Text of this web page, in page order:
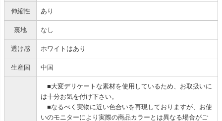
伸縮性 あり
裏地 なし
透け感 ホワイトはあり
生産国 中国
■大変デリケートな素材を使用しているため、お取扱いに
は十分お気を付け下さい。
■なるべく実物に近い色合いを再現しておりますが、お使
いのモニターにより実際の商品カラーとは異なる場合がご